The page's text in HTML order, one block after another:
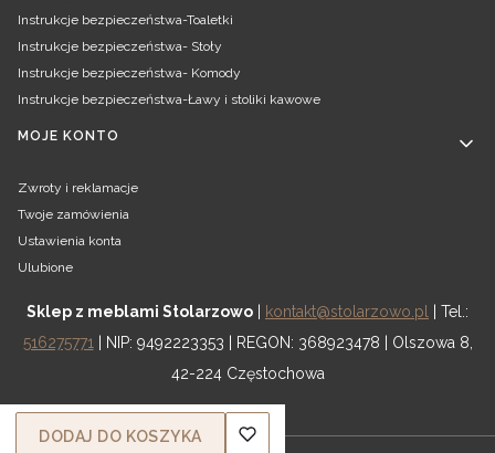
Instrukcje bezpieczeństwa-Toaletki
Instrukcje bezpieczeństwa- Stoły
Instrukcje bezpieczeństwa- Komody
Instrukcje bezpieczeństwa-Ławy i stoliki kawowe
MOJE KONTO
Zwroty i reklamacje
Twoje zamówienia
Ustawienia konta
Ulubione
Sklep z meblami Stolarzowo kontakt@stolarzowo.pl
| Tel.:
516275771 | NIP: 9492223353 | REGON: 368923478 | Olszowa 8,
42-224 Częstochowa
DODAJ DO KOSZYKA